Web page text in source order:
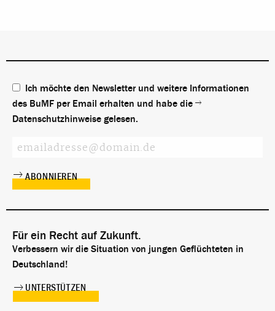
Ich möchte den Newsletter und weitere Informationen
des BuMF per Email erhalten und habe die
Datenschutzhinweise gelesen.
Für ein Recht auf Zukunft.
Verbessern wir die Situation von jungen Geflüchteten in
Deutschland!
UNTERSTÜTZEN